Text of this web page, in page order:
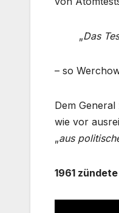
„Das
– so
Dem
wie vor
„aus
1961